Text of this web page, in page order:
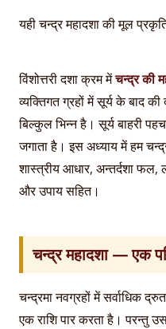
यही चन्द्र महादशा की मूल
विंशोत्तरी दशा क्रम मेंचन्द्र की
व्यक्तिगत ग्रहों में सूर्य के बाद
बिल्कुल भिन्न है। सूर्य बाहरी
जगाता है। इस अध्याय में हम
शास्त्रीय आधार, अन्तर्दशा फल,
और उपाय सहित।
चन्द्र महादशा — एक
चन्द्रमा नवग्रहों में सर्वाधिक
एक राशि पार करता है। परन्तु